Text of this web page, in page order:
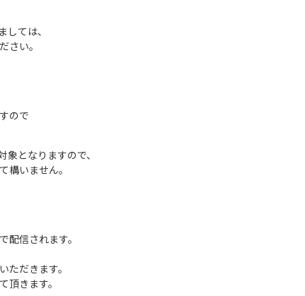
ては、
さい。
ので
象となりますので、
構いません。
配信されます。
ただきます。
頂きます。